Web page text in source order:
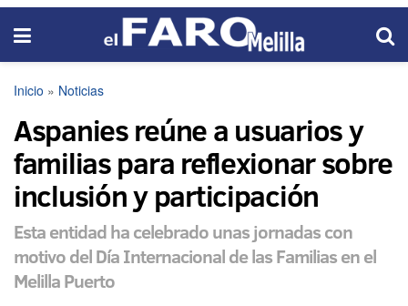
Inicio » Noticias
Aspanies reúne a usuarios y
familias para reflexionar sobre
inclusión y participación
Esta entidad ha celebrado unas jornadas con
motivo del Día Internacional de las Familias en el
Melilla Puerto